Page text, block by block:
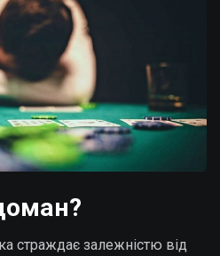
страждає залежністю від